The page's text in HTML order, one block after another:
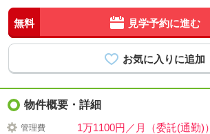
無料 見学予約に進む
物件概要・詳細
管理費 1万1100円／月（委託(通勤)）